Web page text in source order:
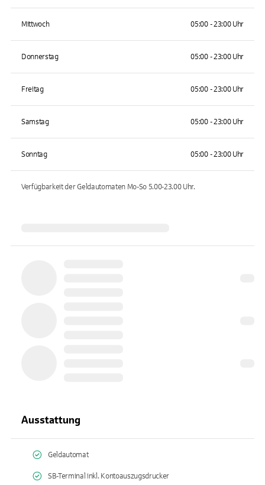
Mittwoch 05:00 - 23:00 Uhr
Donnerstag 05:00 - 23:00 Uhr
Freitag 05:00 - 23:00 Uhr
Samstag 05:00 - 23:00 Uhr
Sonntag 05:00 - 23:00 Uhr
Verfügbarkeit der Geldautomaten Mo-So 5.00-23.00Uhr.
Ausstattung
Geldautomat
SB-Terminal inkl. Kontoauszugsdrucker